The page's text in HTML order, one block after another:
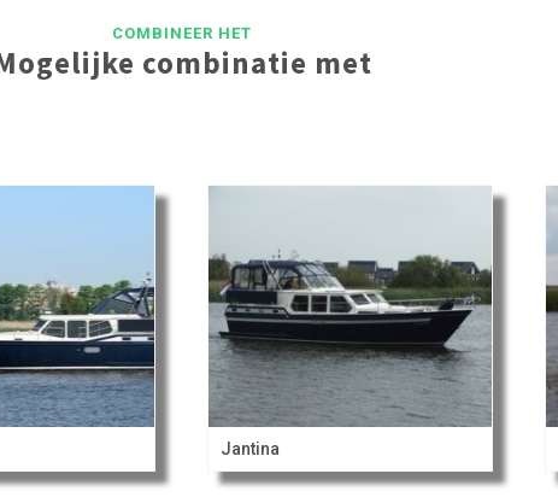
COMBINEER HET
combinatie met
Jantina